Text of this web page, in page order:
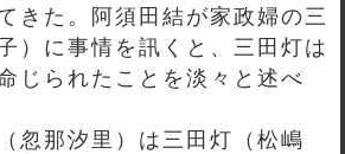
きた。阿須田結が家政婦の三
）に事情を訊くと、三田灯は
じられたことを淡々と述べ
忽那汐里）は三田灯（松嶋